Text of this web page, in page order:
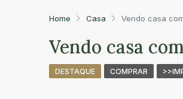
Home Casa Vendo casa
Vendo casa
DESTAQUE COMPRAR